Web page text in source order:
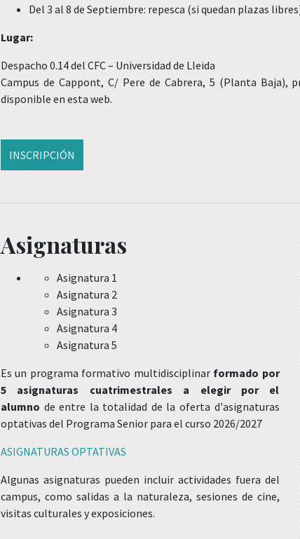
Del 3 al 8 de Septiembre: repesca (si quedan plazas
Lugar:
Despacho 0.14 del CFC – Universidad de Lleida
Campus de Cappont, C/ Pere de Cabrera, 5 (Planta
disponible en esta web.
INSCRIPCIÓN
Asignaturas
Asignatura 1
Asignatura 2
Asignatura 3
Asignatura 4
Asignatura 5
Es un programa formativo multidisciplinar formado por
5 asignaturas cuatrimestrales a elegir por el
alumno de entre la totalidad de la oferta d'asignaturas
optativas del Programa Senior para el curso 2026/2027
ASIGNATURAS OPTATIVAS
Algunas asignaturas pueden incluir actividades fuera del
campus, como salidas a la naturaleza, sesiones de cine,
visitas culturales y exposiciones.